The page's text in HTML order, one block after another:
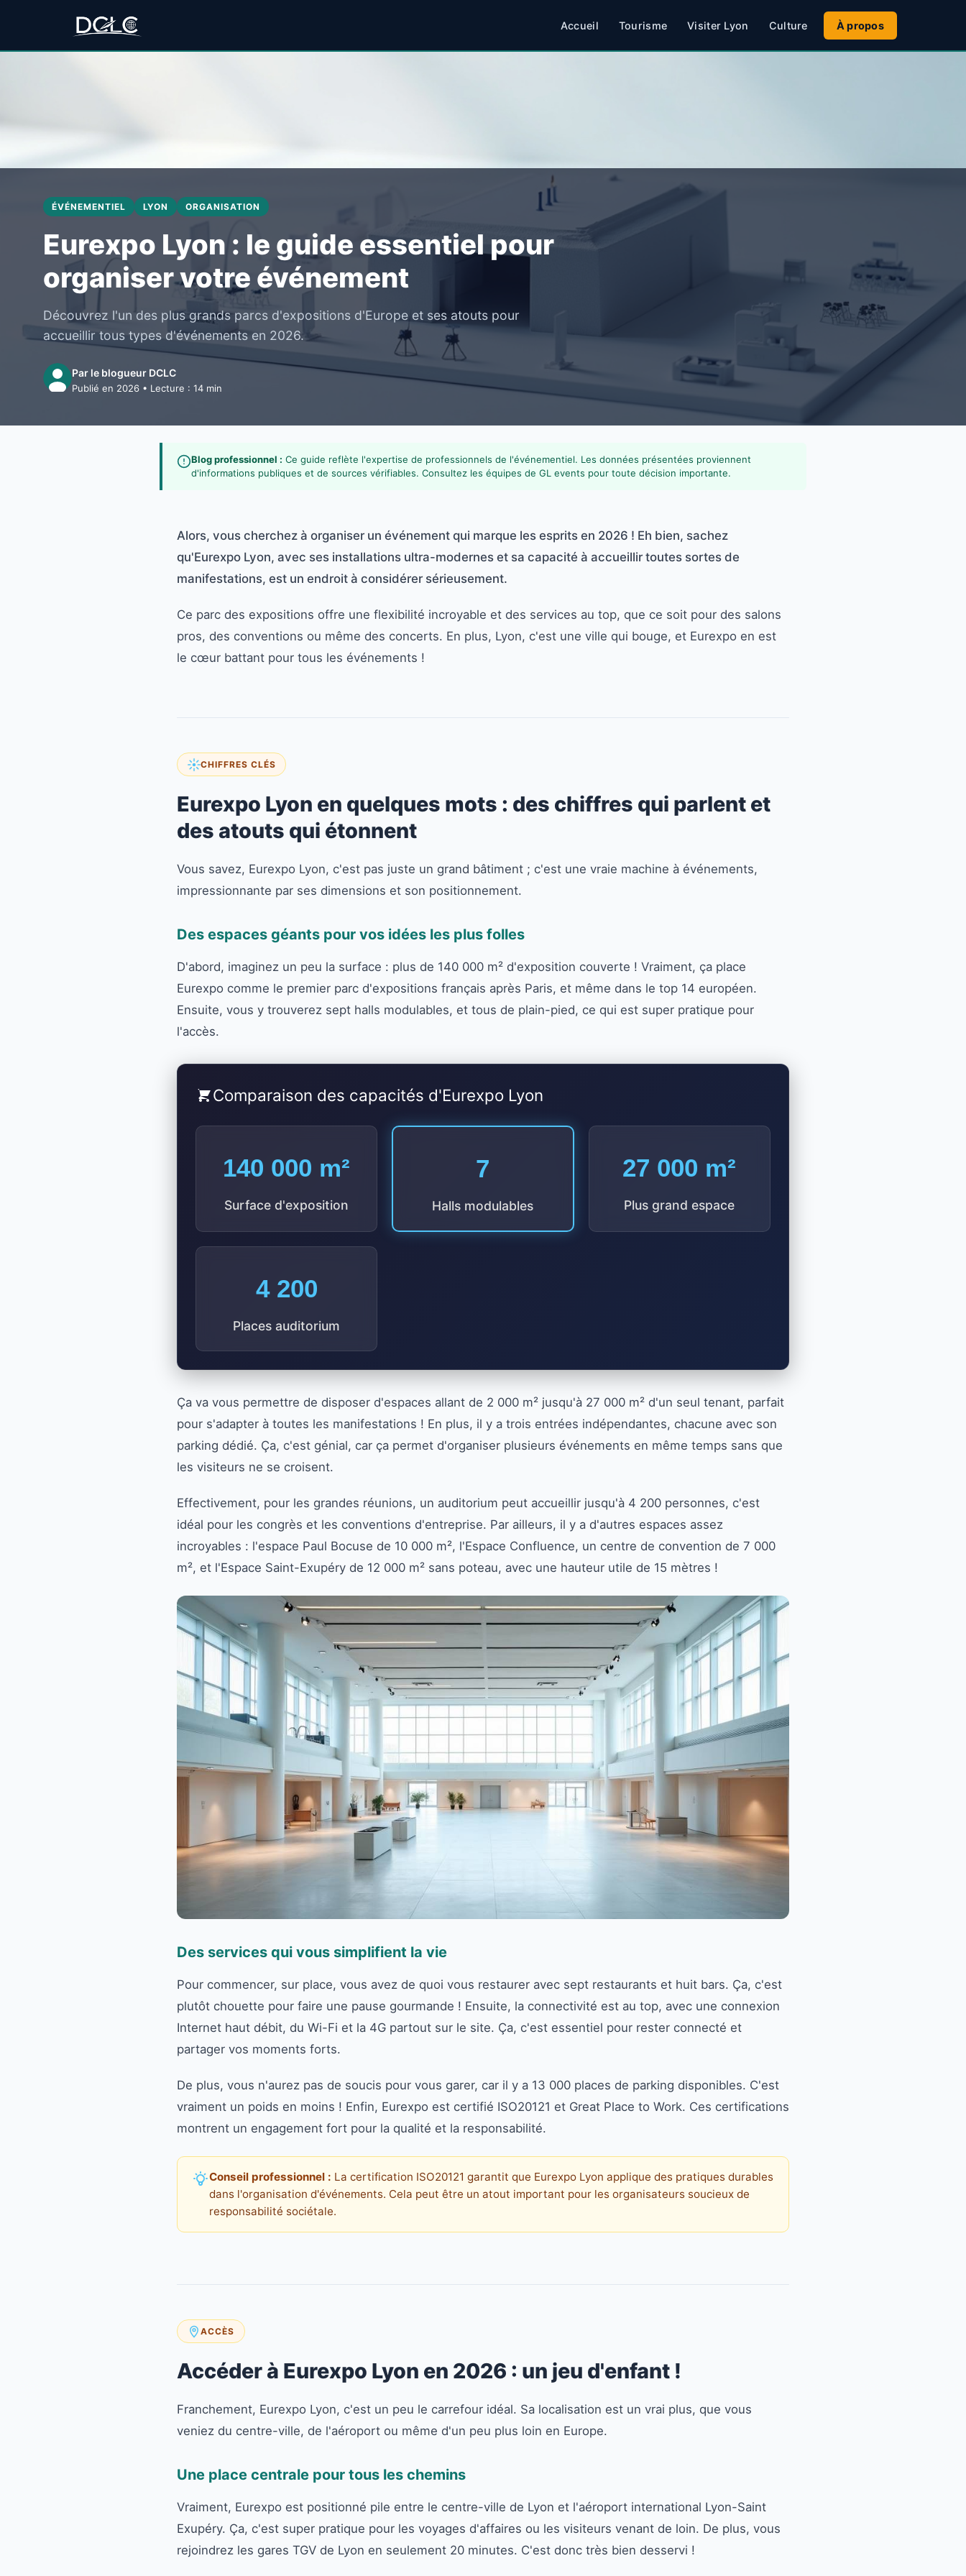
Accueil Tourisme Visiter Lyon Culture À propos
ÉVÉNEMENTIEL LYON ORGANISATION
Eurexpo Lyon : le guide essentiel pour
organiser votre événement
Découvrez l'un des plus grands parcs d'expositions d'Europe et ses atouts pour
accueillir tous types d'événements en 2026.
Par le blogueur DCLC
Publié en 2026 • Lecture : 14 min
Blog professionnel : Ce guide reflète l'expertise de professionnels de l'événementiel. Les données présentées proviennent
d'informations publiques et de sources vérifiables. Consultez les équipes de GL events pour toute décision importante.
Alors, vous cherchez à organiser un événement qui marque les esprits en 2026 ! Eh bien, sachez
qu'Eurexpo Lyon, avec ses installations ultra-modernes et sa capacité à accueillir toutes sortes de
manifestations, est un endroit à considérer sérieusement.
Ce parc des expositions offre une flexibilité incroyable et des services au top, que ce soit pour des salons
pros, des conventions ou même des concerts. En plus, Lyon, c'est une ville qui bouge, et Eurexpo en est
le cœur battant pour tous les événements !
CHIFFRES CLÉS
Eurexpo Lyon en quelques mots : des chiffres qui parlent et
des atouts qui étonnent
Vous savez, Eurexpo Lyon, c'est pas juste un grand bâtiment ; c'est une vraie machine à événements,
impressionnante par ses dimensions et son positionnement.
Des espaces géants pour vos idées les plus folles
D'abord, imaginez un peu la surface : plus de 140 000 m² d'exposition couverte ! Vraiment, ça place
Eurexpo comme le premier parc d'expositions français après Paris, et même dans le top 14 européen.
Ensuite, vous y trouverez sept halls modulables, et tous de plain-pied, ce qui est super pratique pour
l'accès.
Comparaison des capacités d'Eurexpo Lyon
140 000 m²
Surface d'exposition
7
Halls modulables
27 000 m²
Plus grand espace
4 200
Places auditorium
Ça va vous permettre de disposer d'espaces allant de 2 000 m² jusqu'à 27 000 m² d'un seul tenant, parfait
pour s'adapter à toutes les manifestations ! En plus, il y a trois entrées indépendantes, chacune avec son
parking dédié. Ça, c'est génial, car ça permet d'organiser plusieurs événements en même temps sans que
les visiteurs ne se croisent.
Effectivement, pour les grandes réunions, un auditorium peut accueillir jusqu'à 4 200 personnes, c'est
idéal pour les congrès et les conventions d'entreprise. Par ailleurs, il y a d'autres espaces assez
incroyables : l'espace Paul Bocuse de 10 000 m², l'Espace Confluence, un centre de convention de 7 000
m², et l'Espace Saint-Exupéry de 12 000 m² sans poteau, avec une hauteur utile de 15 mètres !
Des services qui vous simplifient la vie
Pour commencer, sur place, vous avez de quoi vous restaurer avec sept restaurants et huit bars. Ça, c'est
plutôt chouette pour faire une pause gourmande ! Ensuite, la connectivité est au top, avec une connexion
Internet haut débit, du Wi-Fi et la 4G partout sur le site. Ça, c'est essentiel pour rester connecté et
partager vos moments forts.
De plus, vous n'aurez pas de soucis pour vous garer, car il y a 13 000 places de parking disponibles. C'est
vraiment un poids en moins ! Enfin, Eurexpo est certifié ISO20121 et Great Place to Work. Ces certifications
montrent un engagement fort pour la qualité et la responsabilité.
Conseil professionnel : La certification ISO20121 garantit que Eurexpo Lyon applique des pratiques durables
dans l'organisation d'événements. Cela peut être un atout important pour les organisateurs soucieux de
responsabilité sociétale.
ACCÈS
Accéder à Eurexpo Lyon en 2026 : un jeu d'enfant !
Franchement, Eurexpo Lyon, c'est un peu le carrefour idéal. Sa localisation est un vrai plus, que vous
veniez du centre-ville, de l'aéroport ou même d'un peu plus loin en Europe.
Une place centrale pour tous les chemins
Vraiment, Eurexpo est positionné pile entre le centre-ville de Lyon et l'aéroport international Lyon-Saint
Exupéry. Ça, c'est super pratique pour les voyages d'affaires ou les visiteurs venant de loin. De plus, vous
rejoindrez les gares TGV de Lyon en seulement 20 minutes. C'est donc très bien desservi !